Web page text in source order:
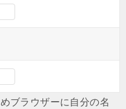
ブラウザーに自分の名